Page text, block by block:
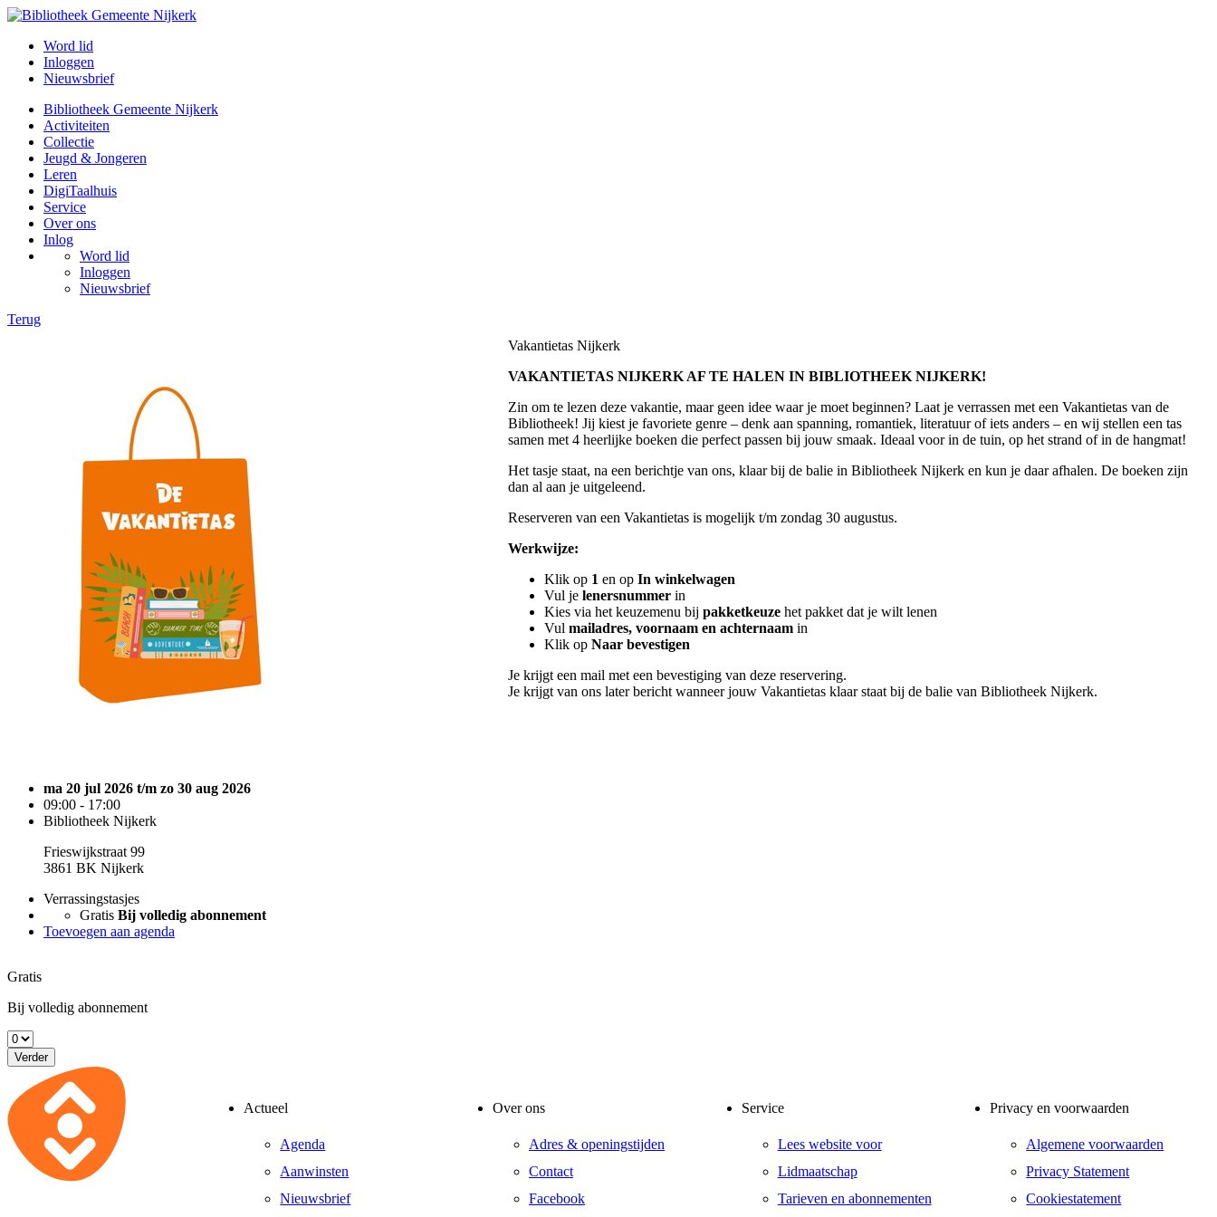
Word lid
Inloggen
Nieuwsbrief
Bibliotheek Gemeente Nijkerk
Activiteiten
Collectie
Jeugd & Jongeren
Leren
DigiTaalhuis
Service
Over ons
Inlog
Word lid
Inloggen
Nieuwsbrief
Terug
ma 20 jul 2026 t/m zo 30 aug 2026
09:00 - 17:00
Bibliotheek Nijkerk
Frieswijkstraat 99
3861 BK Nijkerk
Verrassingstasjes
Gratis Bij volledig abonnement
Toevoegen aan agenda
Vakantietas Nijkerk
VAKANTIETAS NIJKERK AF TE HALEN IN BIBLIOTHEEK NIJKERK!
Zin om te lezen deze vakantie, maar geen idee waar je moet beginnen? Laat je verrassen met een Vakantietas van de
Bibliotheek! Jij kiest je favoriete genre – denk aan spanning, romantiek, literatuur of iets anders – en wij stellen een tas
samen met 4 heerlijke boeken die perfect passen bij jouw smaak. Ideaal voor in de tuin, op het strand of in de hangmat!
Het tasje staat, na een berichtje van ons, klaar bij de balie in Bibliotheek Nijkerk en kun je daar afhalen. De boeken zijn
dan al aan je uitgeleend.
Reserveren van een Vakantietas is mogelijk t/m zondag 30 augustus.
Werkwijze:
Klik op 1 en opIn winkelwagen
Vul jelenersnummer in
Kies via het keuzemenu bijpakketkeuze het pakket dat je wilt lenen
Vulmailadres, voornaam en achternaam in
Klik opNaar bevestigen
Je krijgt een mail met een bevestiging van deze reservering.
Je krijgt van ons later bericht wanneer jouw Vakantietas klaar staat bij de balie van Bibliotheek Nijkerk.
Gratis
Bij volledig abonnement
Verder
Actueel
Agenda
Aanwinsten
Nieuwsbrief
Over ons
Adres & openingstijden
Contact
Facebook
Service
Lees website voor
Lidmaatschap
Tarieven en abonnementen
Privacy en voorwaarden
Algemene voorwaarden
Privacy Statement
Cookiestatement